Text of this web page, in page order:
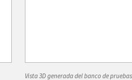
Vista 3D generada del banco de